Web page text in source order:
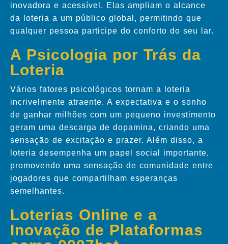
inovadora e acessível. Elas ampliam o alcance
da loteria a um público global, permitindo que
qualquer pessoa participe do conforto do seu lar.
A Psicologia por Trás da
Loteria
Vários fatores psicológicos tornam a loteria
incrivelmente atraente. A expectativa e o sonho
de ganhar milhões com um pequeno investimento
geram uma descarga de dopamina, criando uma
sensação de excitação e prazer. Além disso, a
loteria desempenha um papel social importante,
promovendo uma sensação de comunidade entre
jogadores que compartilham esperanças
semelhantes.
Loterias Online e a
Inovação de Plataformas